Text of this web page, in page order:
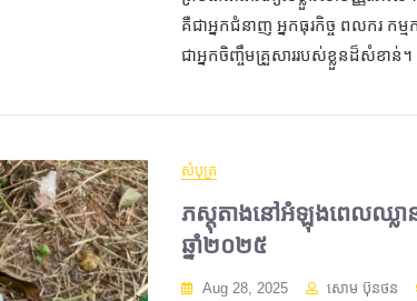
គឺជាអ្នកជំនាញ អ្នកធុរកិច្ច ពលករ ក
ជាអ្នកចិញ្ចឹមគ្រួសាររបស់ខ្លួនដ៏សំខាន់។
សំបុត្រ
ភស្តុតាងនៅអំឡុងពេលឈ្លា
ឆ្នាំ២០២៥
Aug 28, 2025 សោម ប៊ុនថន